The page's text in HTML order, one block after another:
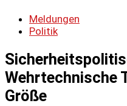
Meldungen
Politik
Wehrtechnische
Größe